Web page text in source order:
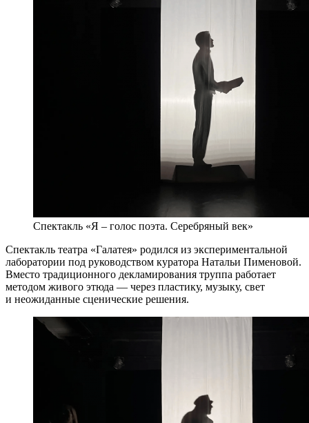
Спектакль «Я – голос поэта. Серебряный век»
Спектакль театра «Галатея» родился из экспериментальной
лаборатории под руководством куратора Натальи Пименовой.
Вместо традиционного декламирования труппа работает
методом живого этюда — через пластику, музыку, свет
и неожиданные сценические решения.